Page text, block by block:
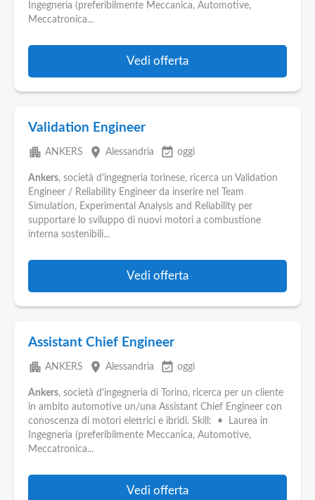
Ingegneria (preferibilmente Meccanica, Automotive,
Meccatronica...
Vedi offerta
Validation Engineer
apartment ANKERS place Alessandria event_available oggi
Ankers, società d'ingegneria torinese, ricerca un Validation
Engineer / Reliability Engineer da inserire nel Team
Simulation, Experimental Analysis and Reliability per
supportare lo sviluppo di nuovi motori a combustione
interna sostenibili...
Vedi offerta
Assistant Chief Engineer
apartment ANKERS place Alessandria event_available oggi
Ankers, società d'ingegneria di Torino, ricerca per un cliente
in ambito automotive un/una Assistant Chief Engineer con
conoscenza di motori elettrici e ibridi. Skill: • Laurea in
Ingegneria (preferibilmente Meccanica, Automotive,
Meccatronica...
Vedi offerta